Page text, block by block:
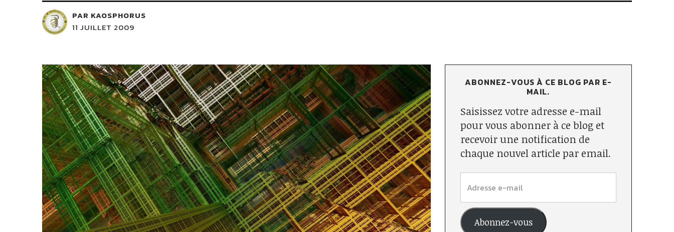
PAR KAOSPHORUS
11 JUILLET 2009
ABONNEZ-VOUS À CE BLOG PAR E-
MAIL.
Saisissez votre adresse e-mail
pour vous abonner à ce blog et
recevoir une notification de
chaque nouvel article par email.
Abonnez-vous